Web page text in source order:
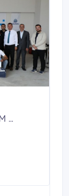
...